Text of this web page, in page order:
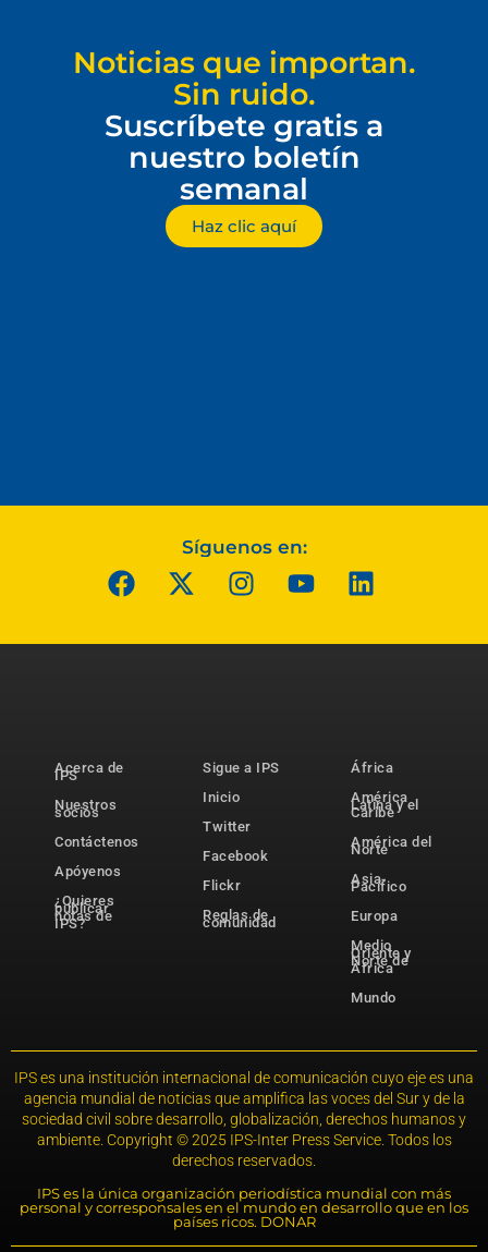
Noticias que importan.
Sin ruido.
Suscríbete gratis a
nuestro boletín
semanal
Haz clic aquí
Síguenos en:
Acerca de
IPS
Nuestros
socios
Contáctenos
Apóyenos
¿Quieres
publicar
notas de
IPS?
Sigue a IPS
Inicio
Twitter
Facebook
Flickr
Reglas de
comunidad
África
América
Latina y el
Caribe
América del
Norte
Asia-
Pacífico
Europa
Medio
Oriente y
Norte de
África
Mundo
IPS es una institución internacional de comunicación cuyo eje es una
agencia mundial de noticias que amplifica las voces del Sur y de la
sociedad civil sobre desarrollo, globalización, derechos humanos y
ambiente. Copyright © 2025 IPS-Inter Press Service. Todos los
derechos reservados.
IPS es la única organización periodística mundial con más
personal y corresponsales en el mundo en desarrollo que en los
países ricos. DONAR